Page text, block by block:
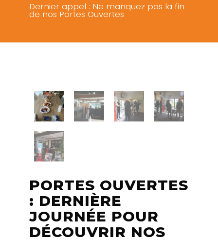
Dernier appel : Ne manquez pas la fin
de nos Portes Ouvertes
PORTES OUVERTES
: DERNIÈRE
JOURNÉE POUR
DÉCOUVRIR NOS